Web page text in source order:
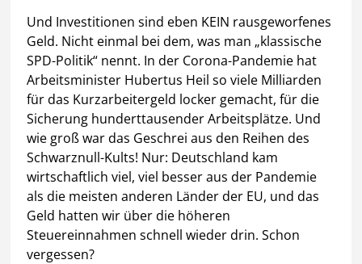
Und Investitionen sind eben KEIN rausgeworfenes
Geld. Nicht einmal bei dem, was man „klassische
SPD-Politik“ nennt. In der Corona-Pandemie hat
Arbeitsminister Hubertus Heil so viele Milliarden
für das Kurzarbeitergeld locker gemacht, für die
Sicherung hunderttausender Arbeitsplätze. Und
wie groß war das Geschrei aus den Reihen des
Schwarznull-Kults! Nur: Deutschland kam
wirtschaftlich viel, viel besser aus der Pandemie
als die meisten anderen Länder der EU, und das
Geld hatten wir über die höheren
Steuereinnahmen schnell wieder drin. Schon
vergessen?